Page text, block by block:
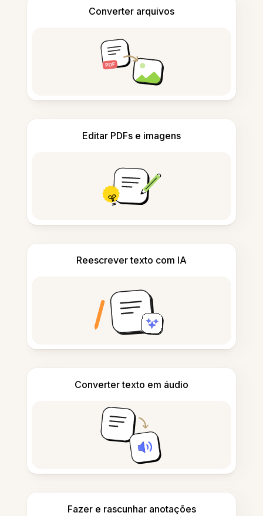
Converter arquivos
Editar PDFs e imagens
Reescrever texto com IA
Converter texto em áudio
Fazer e rascunhar anotações